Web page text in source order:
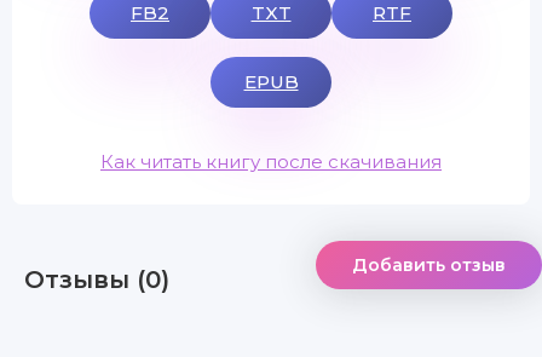
FB2 TXT RTF
EPUB
Как читать книгу после скачивания
Отзывы (0) Добавить отзыв